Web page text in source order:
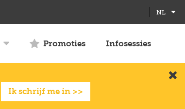
NL
Promoties Infosessies
Ik schrijf me in >>
screen